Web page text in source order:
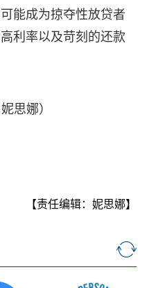
能成为掠夺性放贷者
利率以及苛刻的还款
思娜）
【责任编辑：妮思娜】